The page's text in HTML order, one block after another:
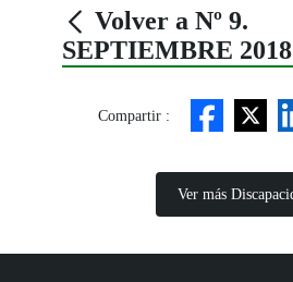
Volver a Nº 9.
SEPTIEMBRE 2018
Compartir :
Ver más